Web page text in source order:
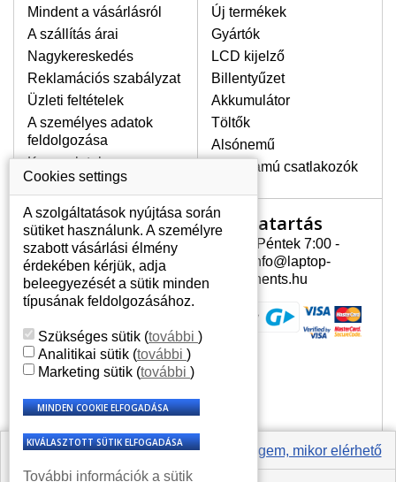
Értesíts engem, mikor elérhető
mechanikai sérüléseket lehet besorolni,
mint pl. széttört vagy megrepedt kijelző.
Továbbá még a függőleges csíkozást,
kijelző sötétségét, villogását vagy
egyenetlen fényességét.
LEGMAGASABB MINŐSÉGŰ
LCD KIJELZŐ!
A raktáron csakis eredeti
jótállás egész ideje alatt a pixelek
hibásodása nélkül, teljesítik az
A+ minőségi kategória igényes
feltételeit.
HOGYAN TUDJA MEGÁLLAPÍTANI
MILYEN KIJELZŐ SZÜKSÉGES A
A kijelzőt a laptop modeljle alapján lehet
kikeresni, amely megjelölés megtalálható
a laptop alulsó részén található címkén
ábrázolva van egy keretben vagy a
billentyűzetnél a vázon is. Abban az
esetben, amennyiben a sérült vagy
megrepedt kijelző le van szerelve, a típus
Mindent a vásárlásról
A szállítás árai
Nagykereskedés
Reklamációs szabályzat
Üzleti feltételek
A személyes adatok
feldolgozása
Kapcsolatok
Új termékek
Gyártók
LCD kijelző
Billentyűzet
Akkumulátor
Töltők
Alsónemű
Erősáramú csatlakozók
Az Ön számlája
Az Ön számlája
Személyes információk
Címek
Nyitvatartás
Hétfõ - Péntek 7:00 -
15:30 info@laptop-
components.hu
Cookies settings
A szolgáltatások nyújtása során
sütiket használunk. A személyre
szabott vásárlási élmény
érdekében kérjük, adja
beleegyezését a sütik minden
típusának feldolgozásához.
Szükséges sütik (további )
Analitikai sütik (további )
Marketing sütik (további )
További információk a sütik